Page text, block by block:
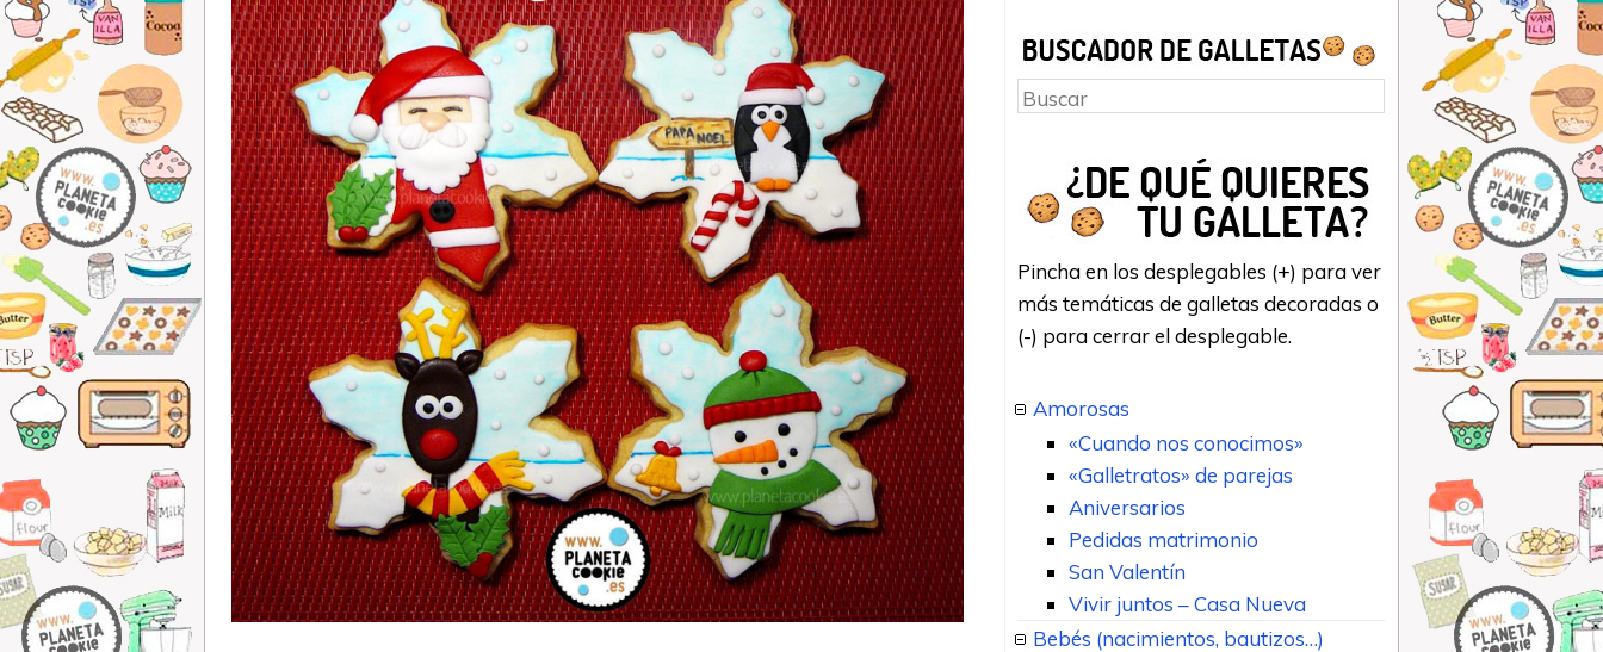
Buscar
Pincha en los desplegables (+) para ver
más temáticas de galletas decoradas o
(-) para cerrar el desplegable.
Amorosas
«Cuando nos conocimos»
«Galletratos» de parejas
Aniversarios
Pedidas matrimonio
San Valentín
Vivir juntos – Casa Nueva
Bebés (nacimientos, bautizos…)